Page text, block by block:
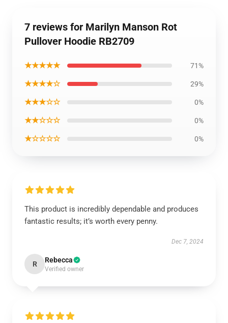
7 reviews for Marilyn Manson Rot
Pullover Hoodie RB2709
★★★★★ 71%
★★★★☆ 29%
★★★☆☆ 0%
★★☆☆☆ 0%
★☆☆☆☆ 0%
This product is incredibly dependable and produces
fantastic results; it’s worth every penny.
Dec 7, 2024
R Rebecca
Verified owner